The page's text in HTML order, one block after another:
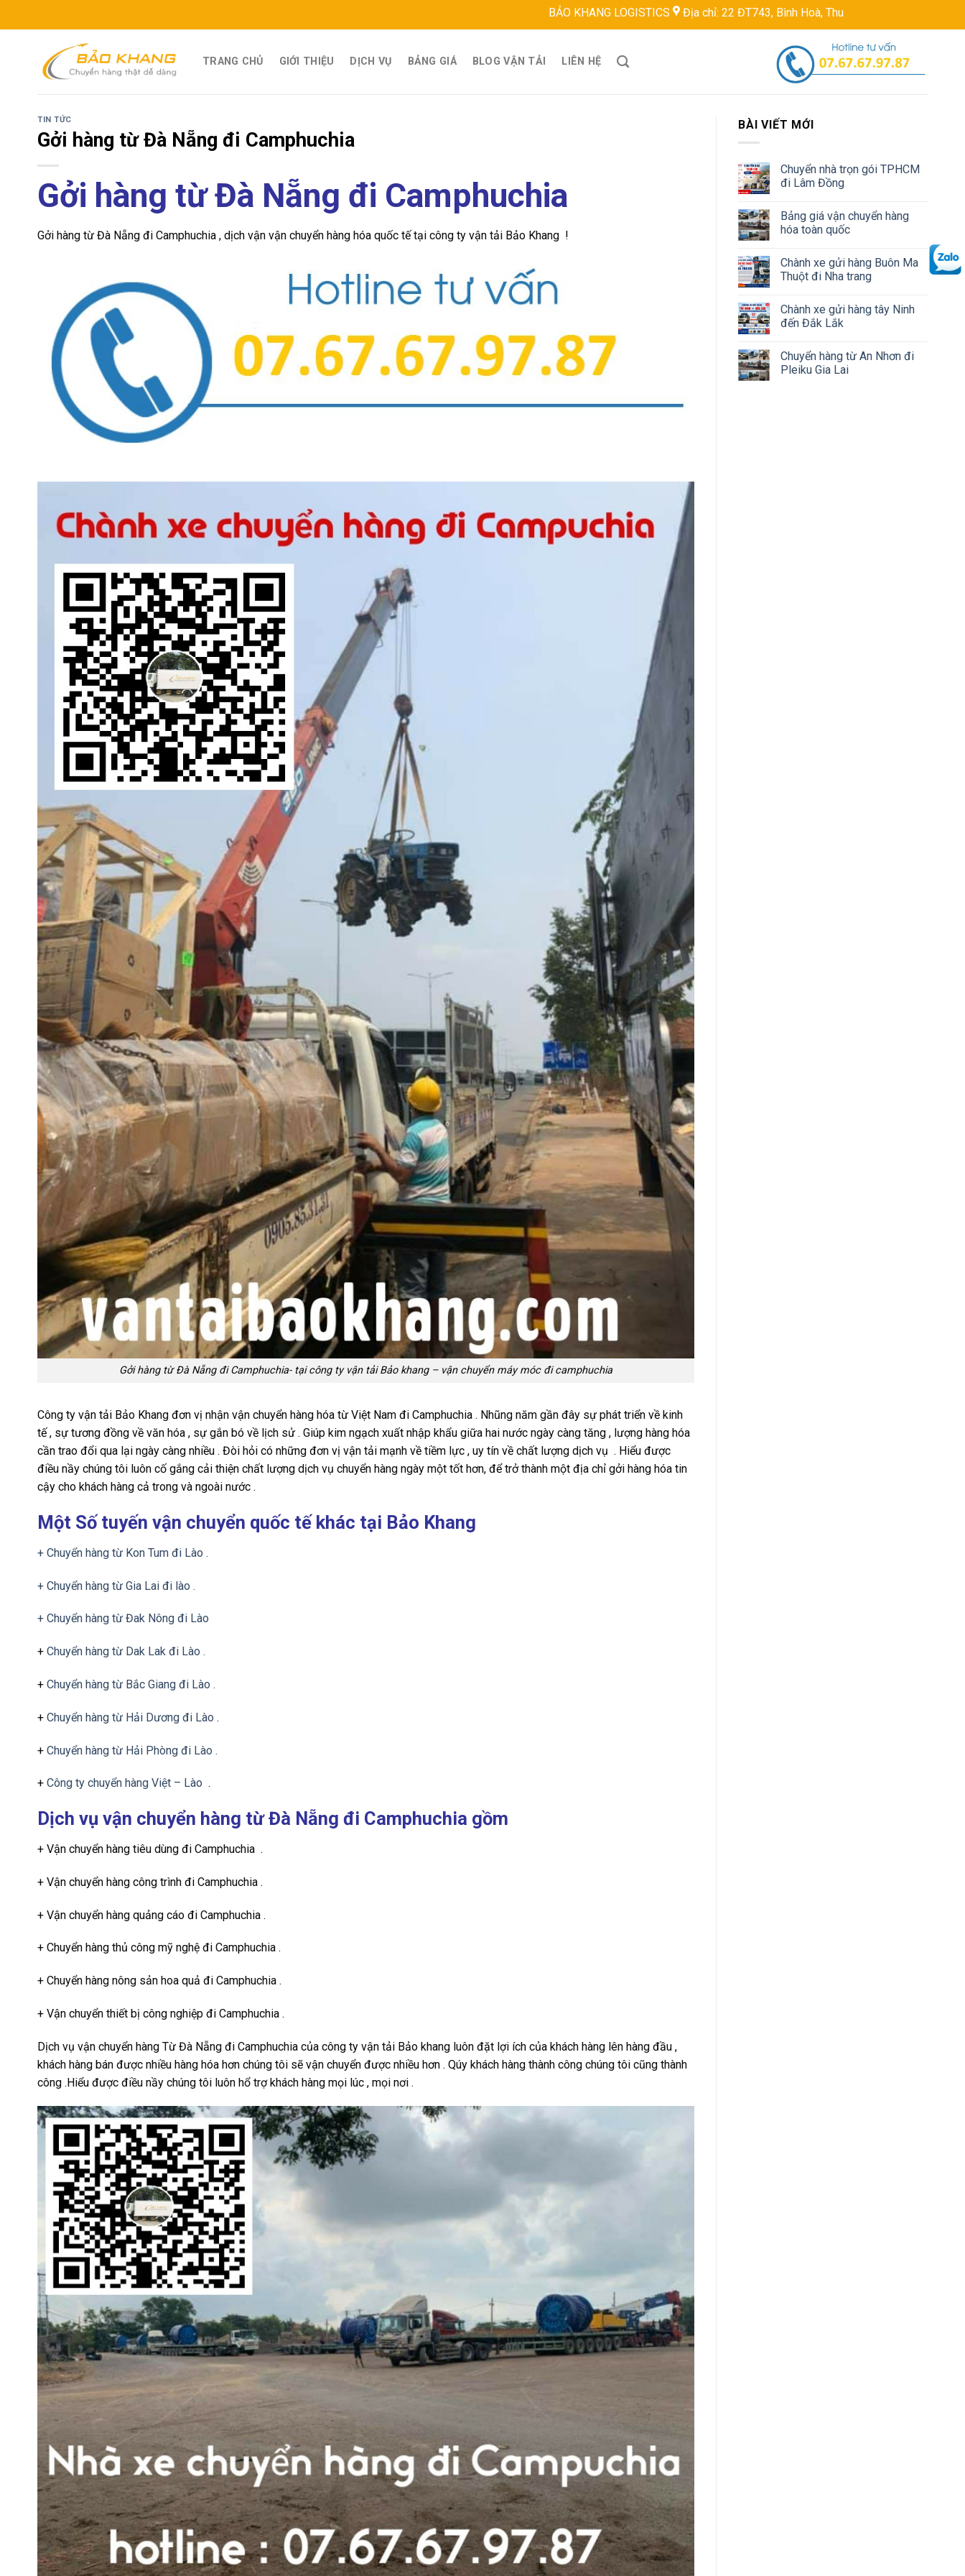
to
BẢO KHANG LOGISTICS Địa chỉ: 22 ĐT743, Bình Hoà, Thuận An, Bình Dương, Việt Nam
TRANG CHỦ GIỚI THIỆU DỊCH VỤ BẢNG GIÁ BLOG VẬN TẢI LIÊN HỆ
TIN TỨC
Gởi hàng từ Đà Nẵng đi Camphuchia
Gởi hàng từ Đà Nẵng đi Camphuchia
Gởi hàng từ Đà Nẵng đi Camphuchia , dịch vận vận chuyển hàng hóa quốc tế tại công ty vận tải Bảo Khang !
Gởi hàng từ Đà Nẵng đi Camphuchia- tại công ty vận tải Bảo khang – vận chuyển máy móc đi camphuchia
Công ty vận tải Bảo Khang đơn vị nhận vận chuyển hàng hóa từ Việt Nam đi Camphuchia . Nhũng năm gần đây sự phát triển về kinh
tế , sự tương đồng về văn hóa , sự gắn bó về lịch sử . Giúp kim ngạch xuất nhập khẩu giữa hai nước ngày càng tăng , lượng hàng hóa
cần trao đổi qua lại ngày càng nhiều . Đòi hỏi có những đơn vị vận tải mạnh về tiềm lực , uy tín về chất lượng dịch vụ . Hiểu được
điều nầy chúng tôi luôn cố gắng cải thiện chất lượng dịch vụ chuyển hàng ngày một tốt hơn, để trở thành một địa chỉ gởi hàng hóa tin
cậy cho khách hàng cả trong và ngoài nước .
Một Số tuyến vận chuyển quốc tế khác tại Bảo Khang
+ Chuyển hàng từ Kon Tum đi Lào .
+ Chuyển hàng từ Gia Lai đi lào .
+ Chuyển hàng từ Đak Nông đi Lào
+ Chuyển hàng từ Dak Lak đi Lào .
+ Chuyển hàng từ Bắc Giang đi Lào .
+ Chuyển hàng từ Hải Dương đi Lào .
+ Chuyển hàng từ Hải Phòng đi Lào .
+ Công ty chuyển hàng Việt – Lào .
Dịch vụ vận chuyển hàng từ Đà Nẵng đi Camphuchia gồm
+ Vận chuyển hàng tiêu dùng đi Camphuchia .
+ Vận chuyển hàng công trình đi Camphuchia .
+ Vận chuyển hàng quảng cáo đi Camphuchia .
+ Chuyển hàng thủ công mỹ nghệ đi Camphuchia .
+ Chuyển hàng nông sản hoa quả đi Camphuchia .
+ Vận chuyển thiết bị công nghiệp đi Camphuchia .
Dịch vụ vận chuyển hàng Từ Đà Nẵng đi Camphuchia của công ty vận tải Bảo khang luôn đặt lợi ích của khách hàng lên hàng đầu ,
khách hàng bán được nhiều hàng hóa hơn chúng tôi sẽ vận chuyển được nhiều hơn . Qúy khách hàng thành công chúng tôi cũng thành
công .Hiểu được điều nầy chúng tôi luôn hổ trợ khách hàng mọi lúc , mọi nơi .
BÀI VIẾT MỚI
Chuyển nhà trọn gói TPHCM
đi Lâm Đồng
Bảng giá vận chuyển hàng
hóa toàn quốc
Chành xe gửi hàng Buôn Ma
Thuột đi Nha trang
Chành xe gửi hàng tây Ninh
đến Đắk Lắk
Chuyển hàng từ An Nhơn đi
Pleiku Gia Lai